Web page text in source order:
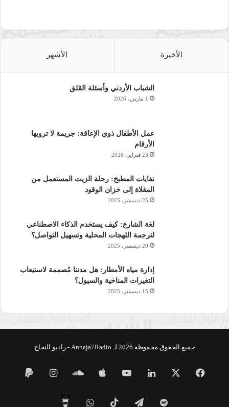
الأخيرة الأشهر
الشباب الأردني وأسئلة القلق
1 مارس، 2026
عمل الأطفال ذوي الإعاقة: جريمة لا ترويها
الأرقام
23 فبراير، 2026
نفايات المطبخ: رحلة الزيت المستعمل من
المقلاة إلى خزان الوقود
25 ديسمبر، 2025
لغة الشارع: كيف يستخدم الذكاء الاصطناعي
لترجمة اللهجات المحلية وتسهيل التواصل؟
20 ديسمبر، 2025
إدارة مياه الأمطار: هل مدننا مُصممة لاستيعاب
التغيرات المناخية والسيول؟
15 ديسمبر، 2025
جميع الحقوق محفوظة 2026 لـ Annaja7Radio - راديو النجاح
فيسبوك لينكدإن‫YouTube ساوند
كلاود
انستقرام
‏Paypal
‏Spotify تيلقرام ‫TikTokواتساب